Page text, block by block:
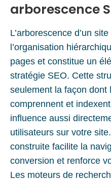
arborescence
L’arborescence d’un
l’organisation
pages et constitue un
stratégie SEO. Cette
seulement la façon dont
comprennent et
influence aussi
utilisateurs sur votre
construite facilite la
conversion et renforce
Les moteurs de